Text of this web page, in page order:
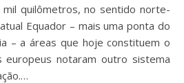
quilômetros, no sentido norte-
Equador – mais uma ponta do
– a áreas que hoje constituem o
europeus notaram outro sistema